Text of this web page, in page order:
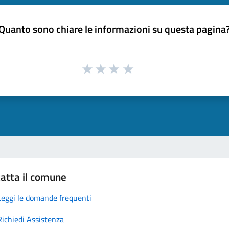
sono chiare le informazioni su questa
il comune
le domande frequenti
Assistenza